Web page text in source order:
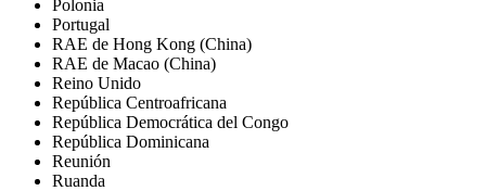
Polonia
Portugal
RAE de Hong Kong (China)
RAE de Macao (China)
Reino Unido
República Centroafricana
República Democrática del Congo
República Dominicana
Reunión
Ruanda